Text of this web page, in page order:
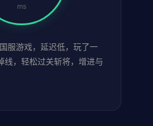
ms
服游戏，延迟低，玩了一
线，轻松过关斩将，增进与